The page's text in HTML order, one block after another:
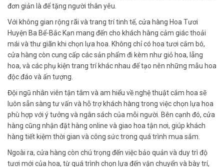
đơn giản là để tặng người thân yêu.
Với không gian rộng rãi và trang trí tinh tế, cửa hàng Hoa Tươi
Huyện Ba Bể-Bắc Kạn mang đến cho khách hàng cảm giác thoải
mái và thư giãn khi chọn lựa hoa. Không chỉ có hoa tươi cắm bó,
cửa hàng còn cung cấp các sản phẩm đi kèm như giỏ hoa, lẵng
hoa, và các phụ kiện trang trí khác nhau để tạo nên những mẫu hoa
độc đáo và ấn tượng.
Đội ngũ nhân viên tận tâm và am hiểu về nghệ thuật cắm hoa sẽ
luôn sẵn sàng tư vấn và hỗ trợ khách hàng trong việc chọn lựa hoa
phù hợp với ý tưởng và ngân sách của mỗi người. Bên cạnh đó, cửa
hàng cũng nhận đặt hàng online và giao hoa tận nơi, giúp khách
hàng tiết kiệm thời gian và công sức trong quá trình mua sắm.
Ngoài ra, cửa hàng còn chú trọng đến việc bảo quản và duy trì độ
tươi mới của hoa, từ quá trình chọn lựa đến vận chuyển và bày trí,